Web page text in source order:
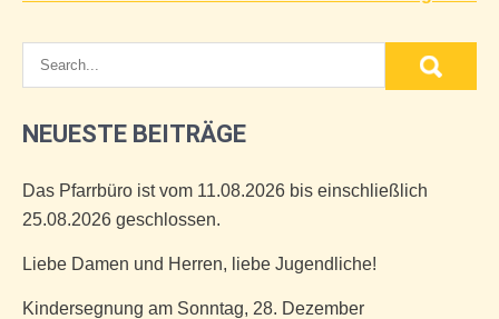
NEUESTE BEITRÄGE
Das Pfarrbüro ist vom 11.08.2026 bis einschließlich
25.08.2026 geschlossen.
Liebe Damen und Herren, liebe Jugendliche!
Kindersegnung am Sonntag, 28. Dezember